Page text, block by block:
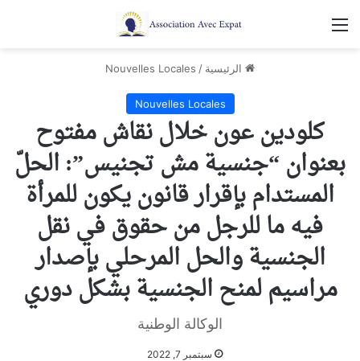
القائمة
الرئيسية /
Nouvelles Locales
Nouvelles Locales
كلودين عون خلال نقاش مفتوح
بعنوان “جنسية مش تجنيس”: الحلّ
المستدام بإقرار قانون يكون للمرأة
فيه ما للرجل من حقوق في نقل
الجنسية والحل المرحلي بإصدار
مراسيم لمنح الجنسية بشكل دوري
الوكالة الوطنية
سبتمبر 7, 2022